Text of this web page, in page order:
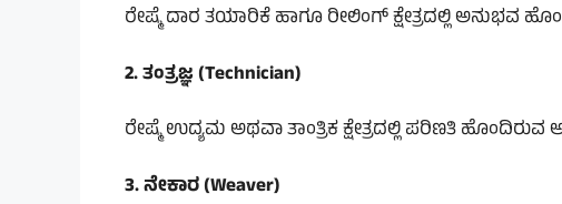
ರೇಷ್ಮೆ ದಾರ ತಯಾರಿಕೆ ಹಾಗೂ ರೀಲಿಂಗ್ ಕ್ಷೇತ್ರದಲ್ಲಿ ಅನುಭವ
2. ತಂತ್ರಜ್ಞ (Technician)
ರೇಷ್ಮೆ ಉದ್ಯಮ ಅಥವಾ ತಾಂತ್ರಿಕ ಕ್ಷೇತ್ರದಲ್ಲಿ ಪರಿಣತಿ
3. ನೇಕಾರ (Weaver)